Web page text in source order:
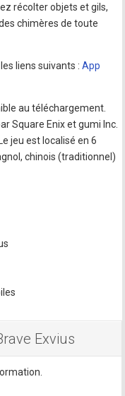
récolter objets et gils,
chimères de toute
liens suivants :App
au téléchargement.
Square Enix et gumi Inc.
jeu est localisé en 6
chinois (traditionnel)
Exvius